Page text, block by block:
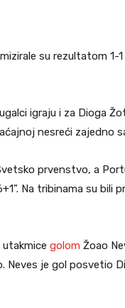
su rezultatom
igraju i za Dioga
nesreći zajedno
prvenstvo, a
Na tribinama su bili
golom Žoao
Neves je gol posvetio